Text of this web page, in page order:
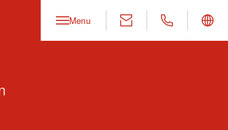
Menu